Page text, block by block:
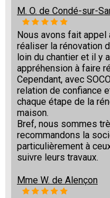
M. O. de Condé-sur-
Nous avons fait appel
réaliser la rénovation
loin du chantier et il y
appréhension à faire
Cependant, avec
relation de confiance
chaque étape de la
maison.
Bref, nous sommes
recommandons la
particulièrement à
suivre leurs travaux.
Mme W. de Alençon